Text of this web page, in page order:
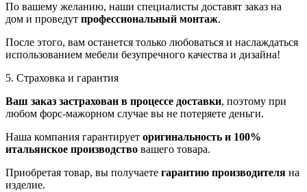
По вашему желанию, наши специалисты доставят заказ на
дом и проведут профессиональный монтаж.
После этого, вам останется только любоваться и наслаждаться
использованием мебели безупречного качества и дизайна!
5. Страховка и гарантия
Ваш заказ застрахован в процессе доставки, поэтому при
любом форс-мажорном случае вы не потеряете деньги.
Наша компания гарантирует оригинальность и 100%
итальянское производство вашего товара.
Приобретая товар, вы получаете гарантию производителя на
изделие.